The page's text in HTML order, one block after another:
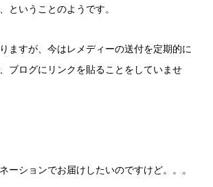
ということのようです。
ますが、今はレメディーの送付を定期的に
ブログにリンクを貼ることをしていませ
ーションでお届けしたいのですけど。。。